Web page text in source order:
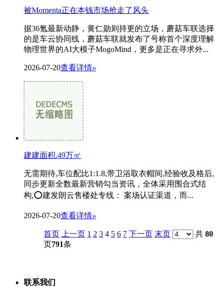
被Momenta正在本钱市场抢走了风头
据36氪最新动静，黄仁勋则持更的立场，蘑菇车联选择
的是车云协同线，蘑菇车联就发布了号称首个深度理解
物理世界的AI大模子MogoMind，更多是正在寻求外...
2026-07-20查看详情»
建建面积.49万㎡
无需期待,车位配比1:1.8,带卫浴取衣帽间,经验收及格后,
同步更新全数最新营销勾当资讯，全体采用围合式结
构,⭕建发朗云售楼处专线： 案场认证渠道，而...
2026-07-20查看详情»
首页 上一页 1 2 3 4 5 6 7 下一页 末页 共 80
页791条
联系我们